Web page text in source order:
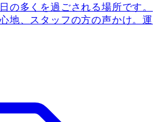
の多くを過ごされる場所です。
地、スタッフの方の声かけ。運